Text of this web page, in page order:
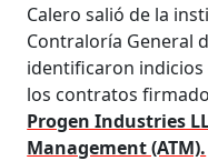
Calero salió de la
Contraloría General
identificaron
los contratos
Progen Industries
Management (ATM).